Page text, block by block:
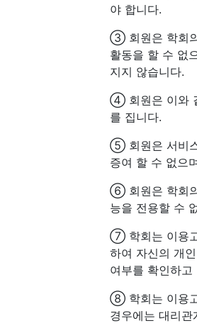
야 합니다.
③ 회원은 학회
활동을 할 수 없
지지 않습니다.
④ 회원은 이와
를 집니다.
⑤ 회원은 서비
증여 할 수 없으
⑥ 회원은 학회
능을 전용할 수
⑦ 학회는 이용
하여 자신의 개
여부를 확인하
⑧ 학회는 이용
경우에는 대리